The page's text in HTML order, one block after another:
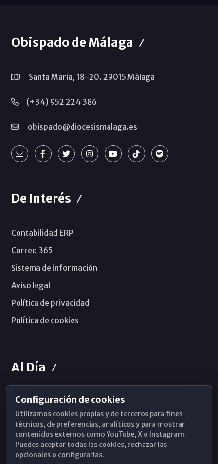
Obispado de Málaga
Santa María, 18-20. 29015 Málaga
(+34) 952 224 386
obispado@diocesismalaga.es
De Interés
Contabilidad ERP
Correo 365
Sistema de información
Aviso legal
Política de privacidad
Política de cookies
Al Día
Horarios de Misa
Hemeroteca
WhatsApp
Configuración de cookies
Utilizamos cookies propias y de terceros para fines
técnicos, de preferencias, analíticos y para mostrar
contenidos externos como YouTube, X o Instagram.
Puedes aceptar todas las cookies, rechazar las
opcionales o configurarlas.